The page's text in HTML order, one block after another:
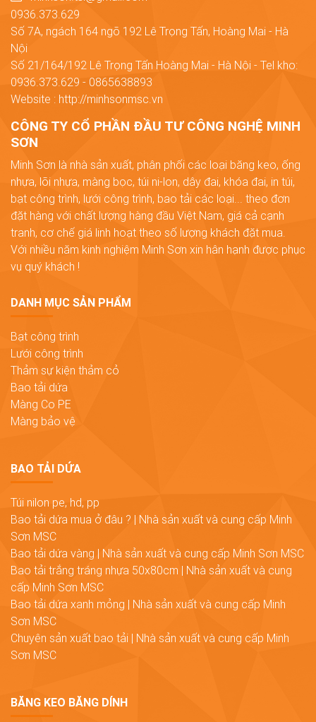
0936.373.629
Số 7A, ngách 164 ngõ 192 Lê Trọng Tấn, Hoàng Mai - Hà
Nội
Số 21/164/192 Lê Trọng Tấn Hoàng Mai - Hà Nội - Tel kho:
0936.373.629 - 0865638893
Website : http://minhsonmsc.vn
CÔNG TY CỔ PHẦN ĐẦU TƯ CÔNG NGHỆ MINH
SƠN
Minh Sơn là nhà sản xuất, phân phối các loại băng keo, ống
nhựa, lõi nhựa, màng bọc, túi ni-lon, dây đai, khóa đai, in túi,
bạt công trình, lưới công trình, bao tải các loại... theo đơn
đặt hàng với chất lượng hàng đầu Việt Nam, giá cả cạnh
tranh, cơ chế giá linh hoạt theo số lượng khách đặt mua.
Với nhiều năm kinh nghiệm Minh Sơn xin hân hạnh được phục
vụ quý khách !
DANH MỤC SẢN PHẨM
Bạt công trình
Lưới công trình
Thảm sự kiện thảm cỏ
Bao tải dứa
Màng Co PE
Màng bảo vệ
BAO TẢI DỨA
Túi nilon pe, hd, pp
Bao tải dứa mua ở đâu ? | Nhà sản xuất và cung cấp Minh
Sơn MSC
Bao tải dứa vàng | Nhà sản xuất và cung cấp Minh Sơn MSC
Bao tải trắng tráng nhựa 50x80cm | Nhà sản xuất và cung
cấp Minh Sơn MSC
Bao tải dứa xanh mỏng | Nhà sản xuất và cung cấp Minh
Sơn MSC
Chuyên sản xuất bao tải | Nhà sản xuất và cung cấp Minh
Sơn MSC
BĂNG KEO BĂNG DÍNH